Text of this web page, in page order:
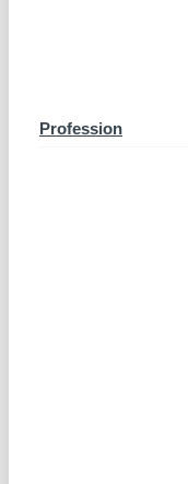
Profession